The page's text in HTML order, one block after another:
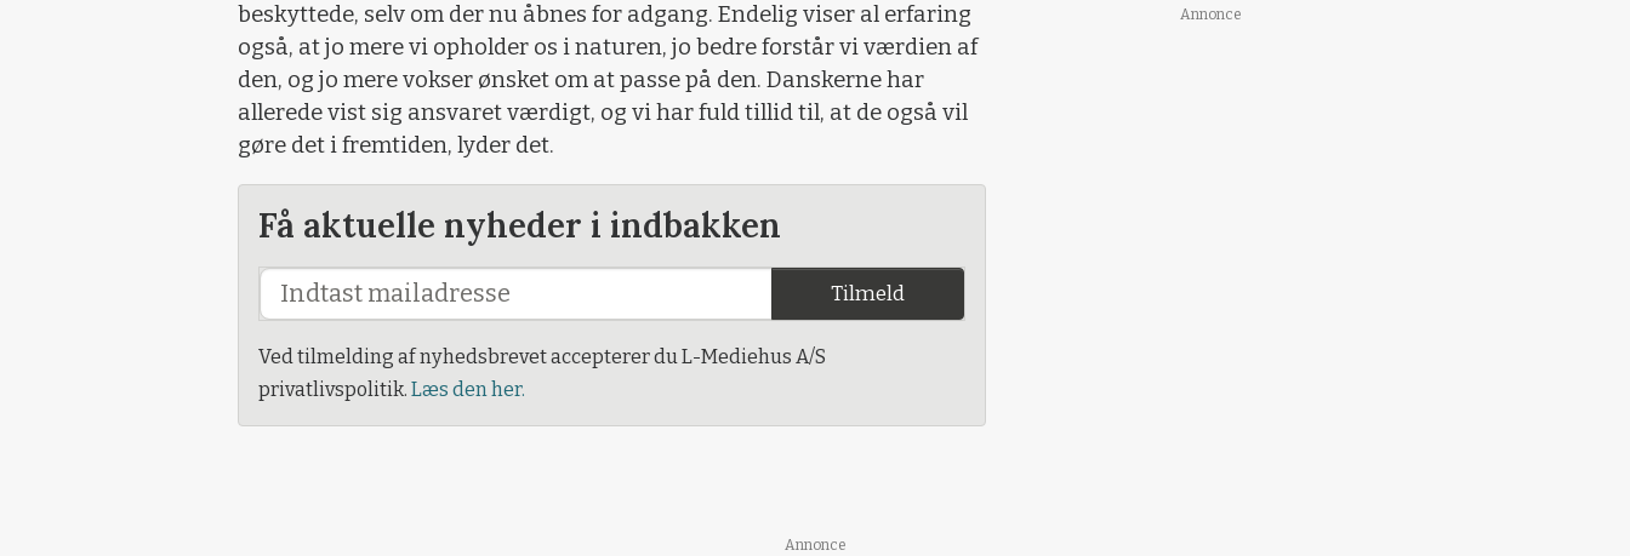
beskyttede, selv om der nu åbnes for adgang. Endelig viser al erfaring
også, at jo mere vi opholder os i naturen, jo bedre forstår vi værdien af
den, og jo mere vokser ønsket om at passe på den. Danskerne har
allerede vist sig ansvaret værdigt, og vi har fuld tillid til, at de også vil
gøre det i fremtiden, lyder det.
Få aktuelle nyheder i indbakken
Tilmeld
Ved tilmelding af nyhedsbrevet accepterer du L-Mediehus A/S
privatlivspolitik. Læs den her.
Annonce
Annonce